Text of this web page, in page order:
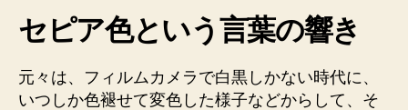
セピア色という言葉の響き
元々は、フィルムカメラで白黒しかない時代に、
いつしか色褪せて変色した様子などからして、そ